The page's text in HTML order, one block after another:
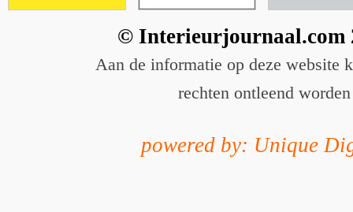
© Interieurjournaal.com
Aan de informatie op deze website
rechten ontleend worden
powered by: Unique